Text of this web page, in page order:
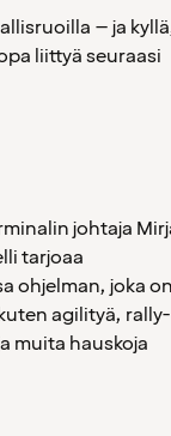
– ja
liittyä seuraasi
johtaja
tarjoaa
ohjelman, joka
agilityä, rally-
muita hauskoja